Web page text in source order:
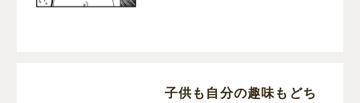
子供も自分の趣味もどち